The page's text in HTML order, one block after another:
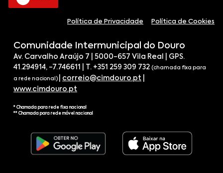
Política de Privacidade Política de Cookies
Comunidade Intermunicipal do Douro
Av. Carvalho Araújo 7 | 5000-657 Vila Real | GPS.
41.294914, -7.746611 | T. +351 259 309 732 (chamada fixa para
a rede nacional) correio@cimdouro.pt
www.cimdouro.pt
* Chamada para rede fixa nacional
** Chamada para rede móvel nacional